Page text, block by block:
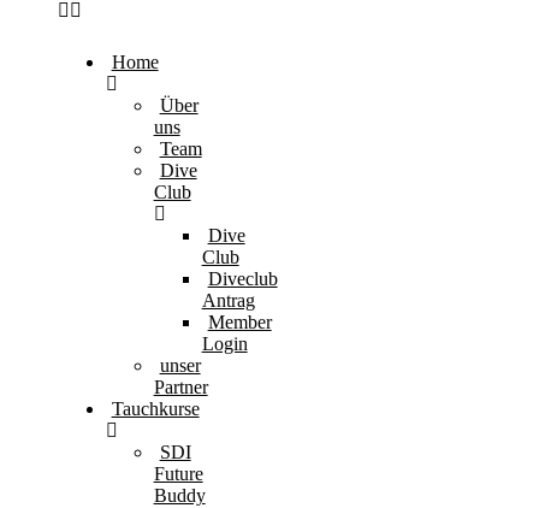
Home
Über
uns
Team
Dive
Club
Dive
Club
Diveclub
Antrag
Member
Login
unser
Partner
Tauchkurse
SDI
Future
Buddy